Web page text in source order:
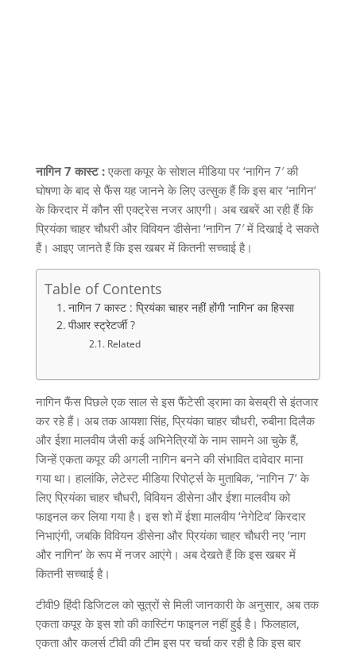
नागिन 7 कास्ट :एकता कपूर के सोशल मीडिया पर‘नागिन7′की
घोषणा के बाद से फैंस यह जानने के लिए उत्सुक हैं कि इस बार‘नागिन‘
के किरदार में कौन सी एक्ट्रेस नजर आएगी। अब खबरें आ रही हैं कि
प्रियंका चाहर चौधरी और विवियन डीसेना‘नागिन7′में दिखाई दे सकते
हैं। आइए जानते हैं कि इस खबर में कितनी सच्चाई है।
Table of Contents
नागिन 7 कास्ट : प्रियंका चाहर नहीं होंगी ‘नागिन’ का हिस्सा
पीआर स्ट्रेटर्जी ?
Related
नागिन फैंस पिछले एक साल से इस फैंटेसी ड्रामा का बेसब्री से इंतजार
कर रहे हैं। अब तक आयशा सिंह, प्रियंका चाहर चौधरी, रुबीना दिलैक
और ईशा मालवीय जैसी कई अभिनेत्रियों के नाम सामने आ चुके हैं,
जिन्हें एकता कपूर की अगली नागिन बनने की संभावित दावेदार माना
गया था। हालांकि, लेटेस्ट मीडिया रिपोर्ट्स के मुताबिक, ‘नागिन7’ के
लिए प्रियंका चाहर चौधरी, विवियन डीसेना और ईशा मालवीय को
फाइनल कर लिया गया है। इस शो में ईशा मालवीय‘नेगेटिव’ किरदार
निभाएंगी, जबकि विवियन डीसेना और प्रियंका चाहर चौधरी नए‘नाग
और नागिन’ के रूप में नजर आएंगे। अब देखते हैं कि इस खबर में
कितनी सच्चाई है।
टीवी9 हिंदी डिजिटल को सूत्रों से मिली जानकारी के अनुसार, अब तक
एकता कपूर के इस शो की कास्टिंग फाइनल नहीं हुई है। फिलहाल,
एकता और कलर्स टीवी की टीम इस पर चर्चा कर रही है कि इस बार